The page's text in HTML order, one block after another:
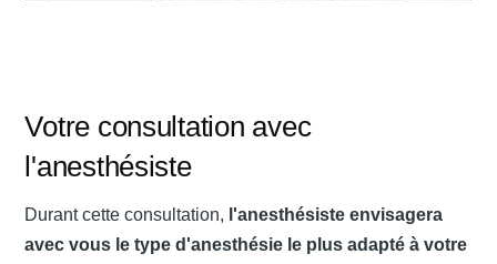
Votre consultation avec
l'anesthésiste
Durant cette consultation, l'anesthésiste envisagera
avec vous le type d'anesthésie le plus adapté à votre